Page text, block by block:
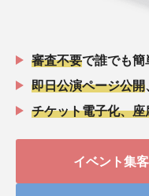
審査不要で誰でも簡
即日公演ページ公開
チケット電子化、
イベント集